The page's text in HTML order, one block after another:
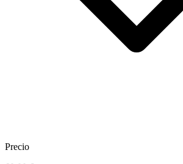
Precio